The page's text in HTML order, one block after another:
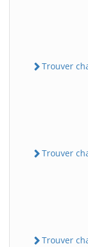
Trouver
Trouver
Trouver